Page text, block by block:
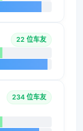
22 位车友
234 位车友